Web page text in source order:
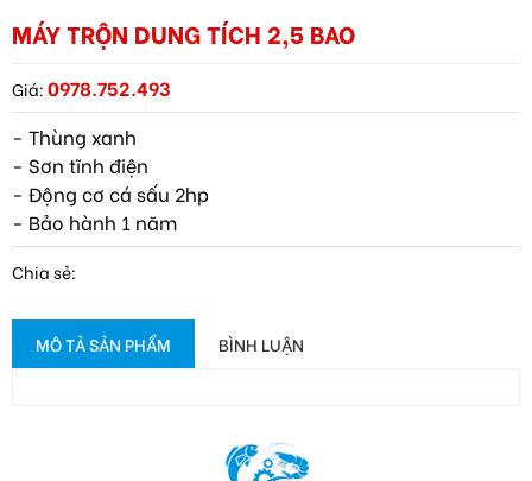
MÁY TRỘN DUNG TÍCH 2,5 BAO
Giá:0978.752.493
- Thùng xanh
- Sơn tĩnh điện
- Động cơ cá sấu 2hp
- Bảo hành 1 năm
Chia sẻ:
MÔ TẢ SẢN PHẨM BÌNH LUẬN